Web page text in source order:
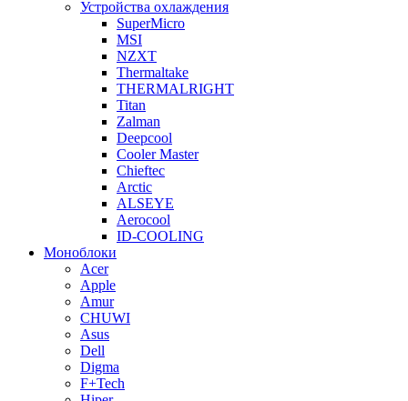
Устройства охлаждения
SuperMicro
MSI
NZXT
Thermaltake
THERMALRIGHT
Titan
Zalman
Deepcool
Cooler Master
Chieftec
Arctic
ALSEYE
Aerocool
ID-COOLING
Моноблоки
Acer
Apple
Amur
CHUWI
Asus
Dell
Digma
F+Tech